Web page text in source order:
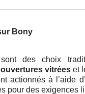
Bony
des choix
ouvertures vitrées et
actionnés à l’aide
pour des exigences